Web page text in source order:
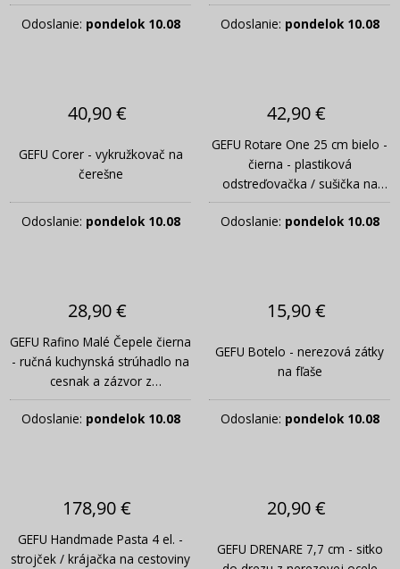
Odoslanie: pondelok 10.08 Odoslanie: pondelok 10.08
40,90 €
GEFU Corer - vykružkovač na
čerešne
Odoslanie: pondelok 10.08
42,90 €
GEFU Rotare One 25 cm bielo -
čierna - plastiková
odstreďovačka / sušička na
šalát
Odoslanie: pondelok 10.08
28,90 €
GEFU Rafino Malé Čepele čierna
- ručná kuchynská strúhadlo na
cesnak a zázvor z
nehrdzavejúcej ocele
Odoslanie: pondelok 10.08
15,90 €
GEFU Botelo - nerezová zátky
na fľaše
Odoslanie: pondelok 10.08
178,90 €
GEFU Handmade Pasta 4 el. -
strojček / krájačka na cestoviny
20,90 €
GEFU DRENARE 7,7 cm - sitko